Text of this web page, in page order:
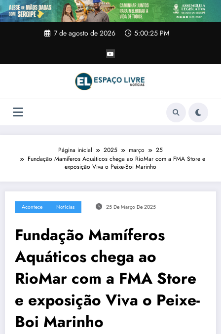
Pular
para
o
7 de agosto de 2026 5:00:26 PM
Página inicial 2025 março
25
Fundação Mamíferos Aquáticos chega ao RioMar com a FMA Store e
exposição Viva o Peixe-Boi Marinho
Acontece Notícias 25 De Março De 2025
Fundação Mamíferos
Aquáticos chega ao
RioMar com a FMA Store
e exposição Viva o Peixe-
Boi Marinho